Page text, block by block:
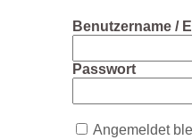
Benutzername /
Passwort
Angemeldet